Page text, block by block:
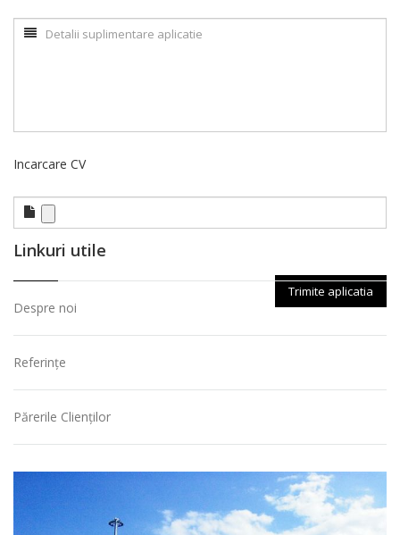
Incarcare CV
Linkuri utile
Despre noi
Referințe
Părerile Clienților